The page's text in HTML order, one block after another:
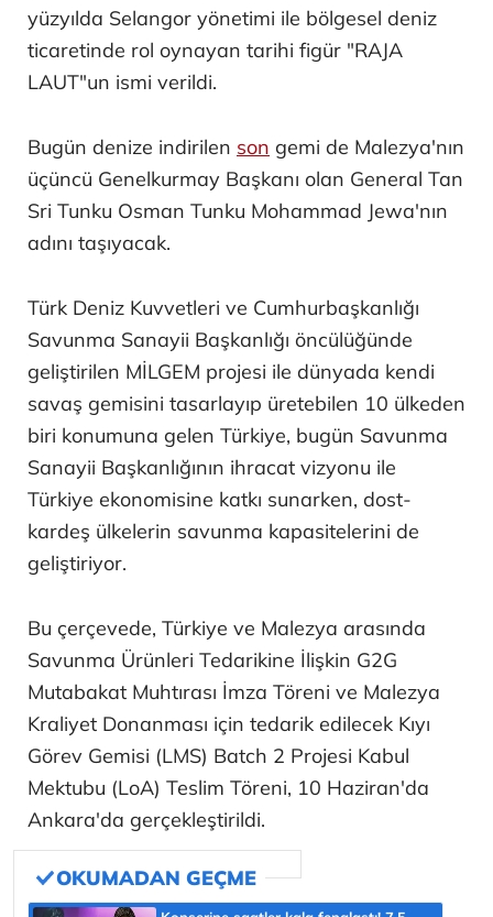
yüzyılda Selangor yönetimi ile bölgesel deniz
ticaretinde rol oynayan tarihi figür "RAJA
LAUT"un ismi verildi.
Bugün denize indirilen son gemi de Malezya'nın
üçüncü Genelkurmay Başkanı olan General Tan
Sri Tunku Osman Tunku Mohammad Jewa'nın
adını taşıyacak.
Türk Deniz Kuvvetleri ve Cumhurbaşkanlığı
Savunma Sanayii Başkanlığı öncülüğünde
geliştirilen MİLGEM projesi ile dünyada kendi
savaş gemisini tasarlayıp üretebilen 10 ülkeden
biri konumuna gelen Türkiye, bugün Savunma
Sanayii Başkanlığının ihracat vizyonu ile
Türkiye ekonomisine katkı sunarken, dost-
kardeş ülkelerin savunma kapasitelerini de
geliştiriyor.
Bu çerçevede, Türkiye ve Malezya arasında
Savunma Ürünleri Tedarikine İlişkin G2G
Mutabakat Muhtırası İmza Töreni ve Malezya
Kraliyet Donanması için tedarik edilecek Kıyı
Görev Gemisi (LMS) Batch 2 Projesi Kabul
Mektubu (LoA) Teslim Töreni, 10 Haziran'da
Ankara'da gerçekleştirildi.